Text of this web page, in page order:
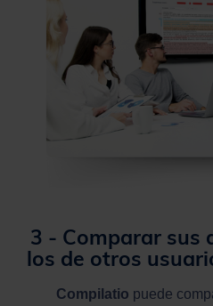
3 - Comparar sus
los de otros
Compilatio puede